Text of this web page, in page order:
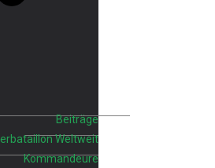
Beiträge
Weltweit
Kommandeure